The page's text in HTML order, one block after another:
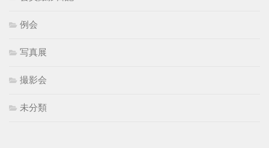
例会
写真展
撮影会
未分類